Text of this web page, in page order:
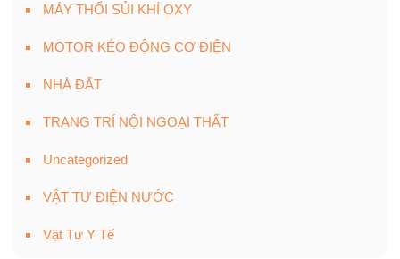
MÁY THỔI SỦI KHÍ OXY
MOTOR KÉO ĐỘNG CƠ ĐIỆN
NHÀ ĐẤT
TRANG TRÍ NỘI NGOẠI THẤT
Uncategorized
VẬT TƯ ĐIỆN NƯỚC
Vật Tư Y Tế